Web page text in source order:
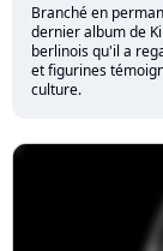
Branché en
dernier album de
berlinois qu'il a
et figurines
culture.